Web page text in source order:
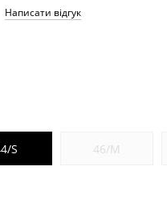
Написати відгук
S 46/M